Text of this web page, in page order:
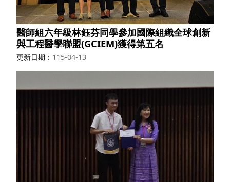
醫師組六年級林鈺芬同學參加國際組織全球創新
與工程醫學聯盟(GCIEM)獲得第五名
更新日期 115-04-13